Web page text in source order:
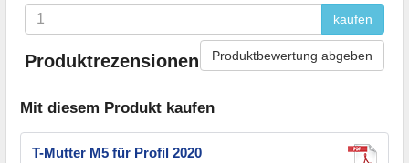
kaufen
Produktrezensionen Produktbewertung abgeben
Mit diesem Produkt kaufen
T-Mutter M5 für Profil 2020